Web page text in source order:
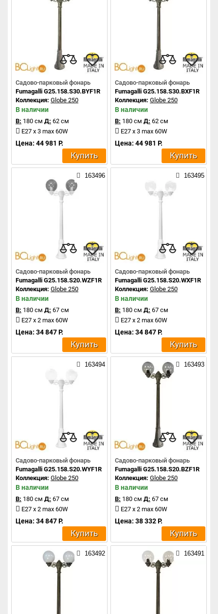
Садово-парковый фонарь
Fumagalli G25.158.S30.BYF1R
Коллекция: Globe 250
В наличии
В: 180 см Д: 62 см
E27 x 3 max 60W
Цена: 44 981 Р.
Купить
Садово-парковый фонарь
Fumagalli G25.158.S30.BXF1R
Коллекция: Globe 250
В наличии
В: 180 см Д: 62 см
E27 x 3 max 60W
Цена: 44 981 Р.
Купить
163496
Садово-парковый фонарь
Fumagalli G25.158.S20.WZF1R
Коллекция: Globe 250
В наличии
В: 180 см Д: 67 см
E27 x 2 max 60W
Цена: 34 847 Р.
Купить
163495
Садово-парковый фонарь
Fumagalli G25.158.S20.WXF1R
Коллекция: Globe 250
В наличии
В: 180 см Д: 67 см
E27 x 2 max 60W
Цена: 34 847 Р.
Купить
163494
Садово-парковый фонарь
Fumagalli G25.158.S20.WYF1R
Коллекция: Globe 250
В наличии
В: 180 см Д: 67 см
E27 x 2 max 60W
Цена: 34 847 Р.
Купить
163493
Садово-парковый фонарь
Fumagalli G25.158.S20.BZF1R
Коллекция: Globe 250
В наличии
В: 180 см Д: 67 см
E27 x 2 max 60W
Цена: 38 332 Р.
Купить
163492 163491